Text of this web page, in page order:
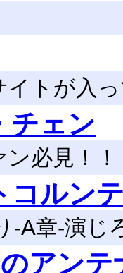
イトが入
チェン
必見！！
コルン
-A章-演じ
アンテ